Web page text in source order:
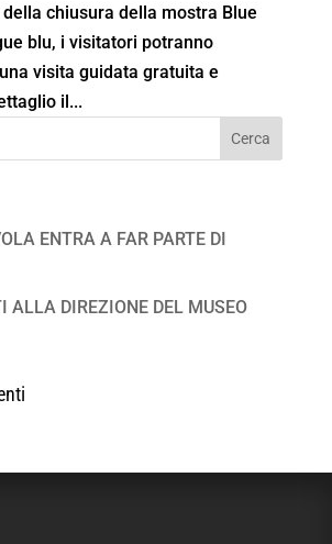
chiusura della mostra Blue
blu, i visitatori potranno
visita guidata gratuita e
il...
ENTRA A FAR PARTE DI
ALLA DIREZIONE DEL MUSEO